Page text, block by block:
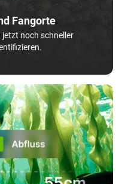
Fangorte
noch schneller